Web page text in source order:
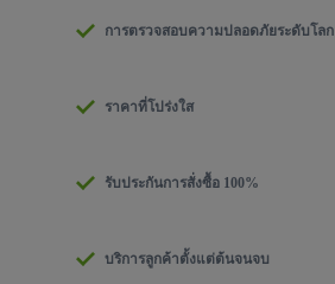
การตรวจสอบความปลอดภัยระดับโลก
ราคาที่โปร่งใส
รับประกันการสั่งซื้อ 100%
บริการลูกค้าตั้งแต่ต้นจนจบ